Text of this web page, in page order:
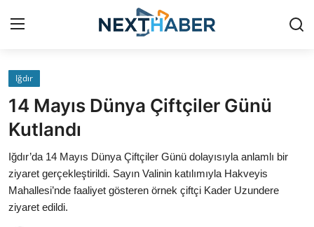
Finans
Magazin
Iğdır
14 Mayıs Dünya Çiftçiler Günü
Kutlandı
Iğdır’da 14 Mayıs Dünya Çiftçiler Günü dolayısıyla anlamlı bir
ziyaret gerçekleştirildi. Sayın Valinin katılımıyla Hakveyis
Mahallesi’nde faaliyet gösteren örnek çiftçi Kader Uzundere
ziyaret edildi.